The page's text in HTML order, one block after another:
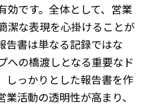
効です。全体として、営業
潔な表現を心掛けることが
告書は単なる記録ではな
への橋渡しとなる重要なド
しっかりとした報告書を作
活動の透明性が高まり、